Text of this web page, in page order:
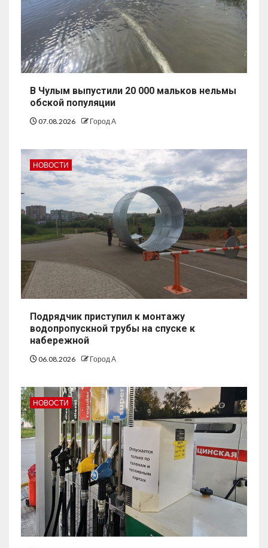
В Чулым выпустили 20 000 мальков нельмы
обской популяции
07.08.2026 Город А
НОВОСТИ
Подрядчик приступил к монтажу
водопропускной трубы на спуске к
набережной
06.08.2026 Город А
НОВОСТИ